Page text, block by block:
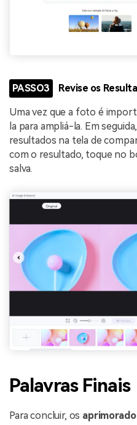
PASSO3 Revise os
Uma vez que a foto é
la para ampliá-la. Em
resultados na tela de
com o resultado, toque no
salva.
Palavras Finais
Para concluir, os